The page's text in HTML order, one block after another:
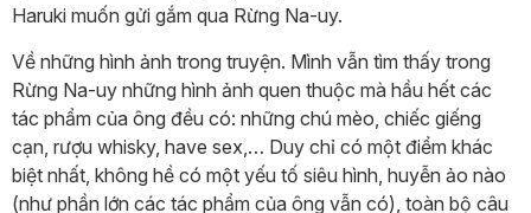
Haruki muốn gửi gắm qua Rừng Na-uy.
Về những hình ảnh trong truyện. Mình vẫn tìm thấy trong
Rừng Na-uy những hình ảnh quen thuộc mà hầu hết các
tác phẩm của ông đều có: những chú mèo, chiếc giếng
cạn, rượu whisky, have sex,… Duy chỉ có một điểm khác
biệt nhất, không hề có một yếu tố siêu hình, huyễn ảo nào
(như phần lớn các tác phẩm của ông vẫn có), toàn bộ câu